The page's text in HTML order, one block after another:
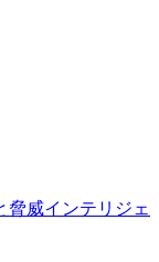
脅威インテリジェ